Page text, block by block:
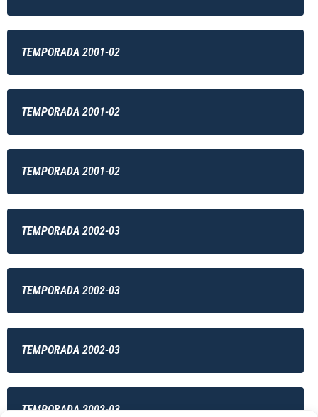
TEMPORADA 2001-02
TEMPORADA 2001-02
TEMPORADA 2001-02
TEMPORADA 2002-03
TEMPORADA 2002-03
TEMPORADA 2002-03
TEMPORADA 2002-03